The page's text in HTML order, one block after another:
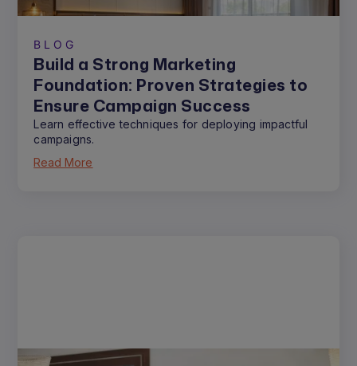
BLOG
Build a Strong Marketing
Foundation: Proven Strategies to
Ensure Campaign Success
Learn effective techniques for deploying impactful
campaigns.
Read More